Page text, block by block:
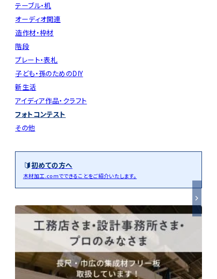
テーブル・机
オーディオ関連
造作材・枠材
階段
プレート・表札
子ども・孫のためのDIY
新生活
アイディア作品・クラフト
フォトコンテスト
その他
初めての方へ
木材加工.comでできることをご紹介いたします。